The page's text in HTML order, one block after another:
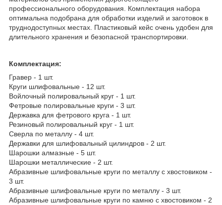
профессионального оборудования. Комплектация набора
оптимальна подобрана для обработки изделий и заготовок в
труднодоступных местах. Пластиковый кейс очень удобен для
длительного хранения и безопасной транспортировки.
Комплектация:
Гравер - 1 шт.
Круги шлифовальные - 12 шт.
Войлочный полировальный круг - 1 шт.
Фетровые полировальные круги - 3 шт.
Державка для фетрового круга - 1 шт.
Резиновый полировальный круг - 1 шт.
Сверла по металлу - 4 шт.
Державки для шлифовальный цилиндров - 2 шт.
Шарошки алмазные - 5 шт.
Шарошки металлические - 2 шт.
Абразивные шлифовальные круги по металлу с хвостовиком -
3 шт.
Абразивные шлифовальные круги по металлу - 3 шт.
Абразивные шлифовальные круги по камню с хвостовиком - 2